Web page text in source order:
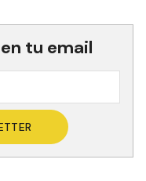
tu email